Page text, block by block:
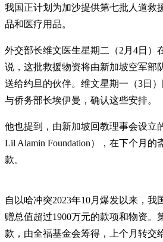
我国正计划为加沙提供第七批人道救
品和医疗用品。
外交部长维文医生星期二（2月4日）
说，这批救援物资将由新加坡空军部
送给约旦的伙伴。维文星期一（3日
与侨务部长埃伊曼，确认这些安排。
他也提到，由新加坡回教理事会设立
Lil Alamin Foundation），在下个月
款。
自以哈冲突2023年10月爆发以来，我
赠总值超过1900万元的款项和物资。
款，由全福基金会筹得，上个月转交